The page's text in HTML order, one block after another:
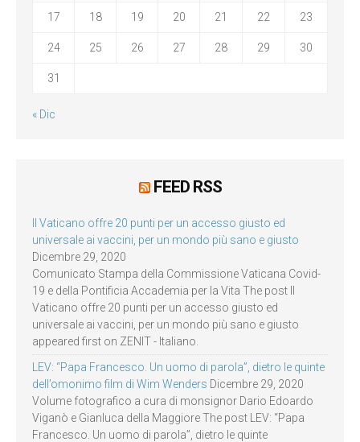
17 18 19 20 21 22 23
24 25 26 27 28 29 30
31
« Dic
FEED RSS
Il Vaticano offre 20 punti per un accesso giusto ed
universale ai vaccini, per un mondo più sano e giusto
Dicembre 29, 2020
Comunicato Stampa della Commissione Vaticana Covid-
19 e della Pontificia Accademia per la Vita The post Il
Vaticano offre 20 punti per un accesso giusto ed
universale ai vaccini, per un mondo più sano e giusto
appeared first on ZENIT - Italiano.
LEV: “Papa Francesco. Un uomo di parola”, dietro le quinte
dell’omonimo film di Wim Wenders Dicembre 29, 2020
Volume fotografico a cura di monsignor Dario Edoardo
Viganò e Gianluca della Maggiore The post LEV: “Papa
Francesco. Un uomo di parola”, dietro le quinte